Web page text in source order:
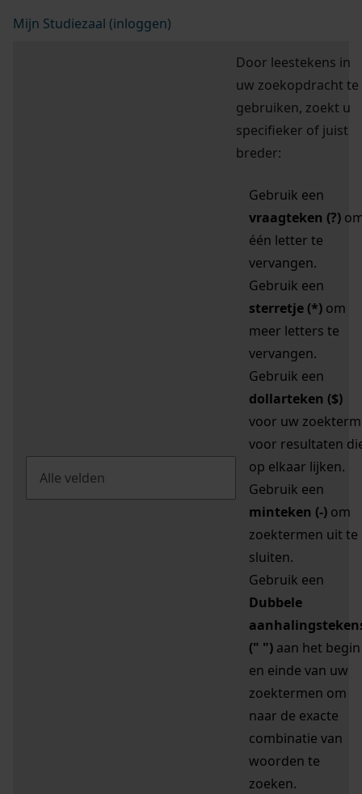
Mijn Studiezaal (inloggen)
Door leestekens in
uw zoekopdracht te
gebruiken, zoekt u
specifieker of juist
breder:
Gebruik een
vraagteken (?)
één letter te
vervangen.
Gebruik een
sterretje (*) om
meer letters te
vervangen.
Gebruik een
dollarteken ($)
voor uw zoekterm
voor resultaten
op elkaar lijken.
Gebruik een
minteken (-) om
zoektermen uit te
sluiten.
Gebruik een
Dubbele
(" ") aan het begin
en einde van uw
zoektermen om
naar de exacte
combinatie van
woorden te
zoeken.